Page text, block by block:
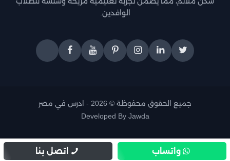
الوافدين.
جميع الحقوق محفوظة © 2026 -
ادرس في مصر
Developed By Jawda
واتساب اتصل بنا